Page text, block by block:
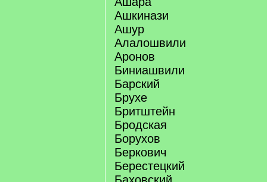
Ашкинази
Ашур
Алалошвили
Аронов
Биниашвили
Барский
Брухе
Бритштейн
Бродская
Борухов
Беркович
Берестецкий